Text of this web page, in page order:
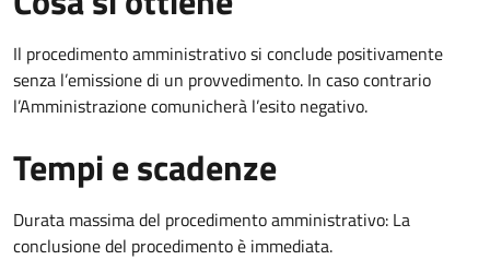
Il procedimento amministrativo si conclude positivamente
senza l’emissione di un provvedimento. In caso contrario
l’Amministrazione comunicherà l’esito negativo.
Tempi e scadenze
Durata massima del procedimento amministrativo: La
conclusione del procedimento è immediata.